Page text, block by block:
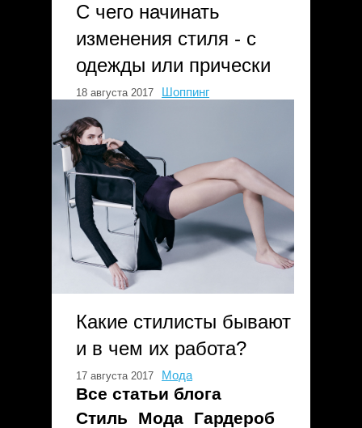
С чего начинать
изменения стиля - с
одежды или прически
18 августа 2017 Шоппинг
Какие стилисты бывают
и в чем их работа?
17 августа 2017 Мода
Все статьи блога
Стиль
Мода
Гардероб